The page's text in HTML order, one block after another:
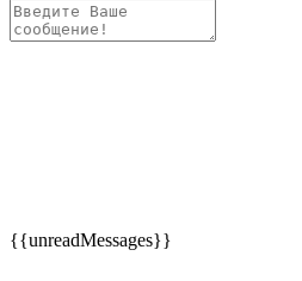
{{unreadMessages}}